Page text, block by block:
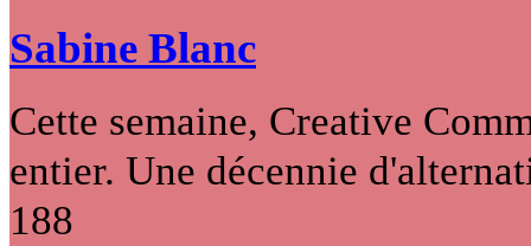
Sabine Blanc
Cette semaine, Creative
entier. Une décennie
188